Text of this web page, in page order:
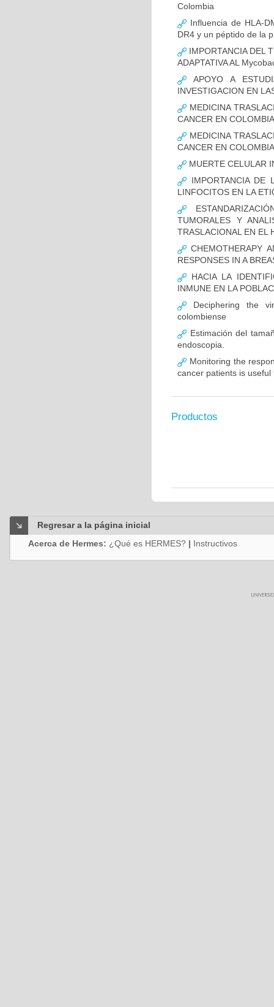
Colombia
Influencia de HLA-
DR4 y un péptido de la
IMPORTANCIA DEL
ADAPTATIVA AL
APOYO A
INVESTIGACION EN
MEDICINA
CANCER EN COLOMBIA
MEDICINA
CANCER EN COLOMBIA
MUERTE CELULAR
IMPORTANCIA DE
LINFOCITOS EN LA
TUMORALES Y
TRASLACIONAL EN EL
CHEMOTHERAPY
RESPONSES IN A
HACIA LA
INMUNE EN LA
Deciphering the
colombiense
Estimación del
endoscopia.
Monitoring the
cancer patients is
Productos
Regresar a la página inicial
Acerca de Hermes: ¿Qué es HERMES? | Instructivos